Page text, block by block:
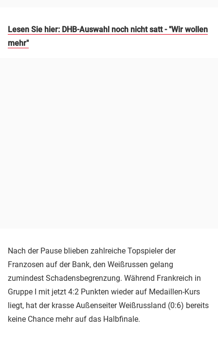
Lesen Sie hier: DHB-Auswahl noch nicht satt - "Wir wollen
mehr"
Nach der Pause blieben zahlreiche Topspieler der
Franzosen auf der Bank, den Weißrussen gelang
zumindest Schadensbegrenzung. Während Frankreich in
Gruppe I mit jetzt 4:2 Punkten wieder auf Medaillen-Kurs
liegt, hat der krasse Außenseiter Weißrussland (0:6) bereits
keine Chance mehr auf das Halbfinale.